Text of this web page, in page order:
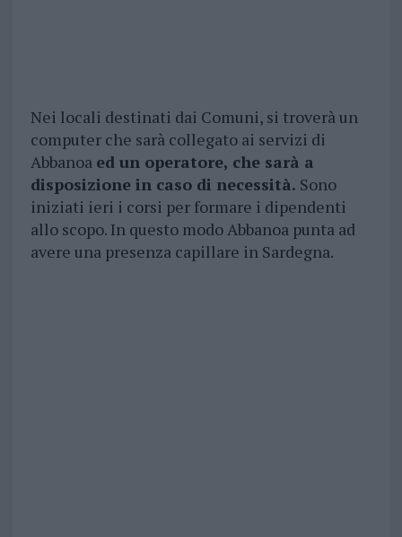
Nei locali destinati dai Comuni, si troverà un
computer che sarà collegato ai servizi di
Abbanoa ed un operatore, che sarà a
disposizione in caso di necessità. Sono
iniziati ieri i corsi per formare i dipendenti
allo scopo. In questo modo Abbanoa punta ad
avere una presenza capillare in Sardegna.